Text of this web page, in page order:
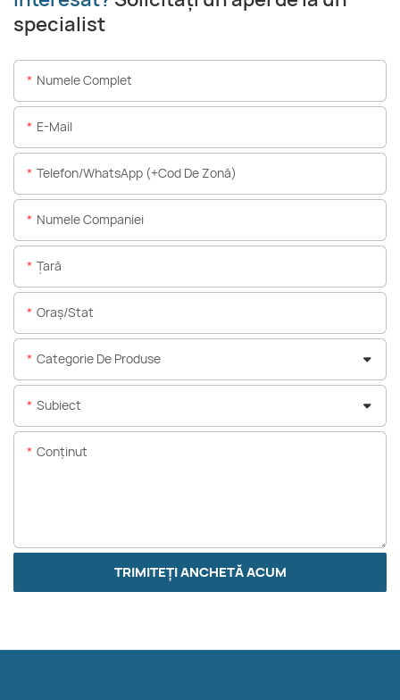
specialist
Numele Complet
E-Mail
Telefon/WhatsApp (+Cod De Zonă)
Numele Companiei
Ţară
Oraș/stat
Categorie De Produse
Subiect
Conţinut
TRIMITEȚI ANCHETĂ ACUM